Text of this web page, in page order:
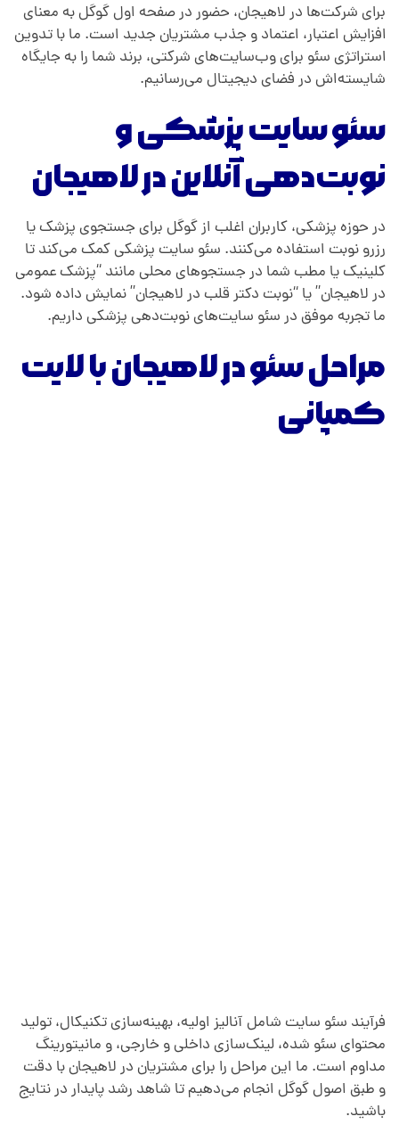
برای شرکت‌ها در لاهیجان، حضور در صفحه اول گوگل به معنای
افزایش اعتبار، اعتماد و جذب مشتریان جدید است. ما با تدوین
استراتژی سئو برای وب‌سایت‌های شرکتی، برند شما را به جایگاه
شایسته‌اش در فضای دیجیتال می‌رسانیم.
سئو سایت پزشکی و
نوبت‌دهی آنلاین در لاهیجان
در حوزه پزشکی، کاربران اغلب از گوگل برای جستجوی پزشک یا
رزرو نوبت استفاده می‌کنند. سئو سایت پزشکی کمک می‌کند تا
کلینیک یا مطب شما در جستجوهای محلی مانند “پزشک عمومی
در لاهیجان” یا “نوبت دکتر قلب در لاهیجان” نمایش داده شود.
ما تجربه موفق در سئو سایت‌های نوبت‌دهی پزشکی داریم.
مراحل سئو در لاهیجان با لایت
کمپانی
فرآیند سئو سایت شامل آنالیز اولیه، بهینه‌سازی تکنیکال، تولید
محتوای سئو شده، لینک‌سازی داخلی و خارجی، و مانیتورینگ
مداوم است. ما این مراحل را برای مشتریان در لاهیجان با دقت
و طبق اصول گوگل انجام می‌دهیم تا شاهد رشد پایدار در نتایج
باشید.